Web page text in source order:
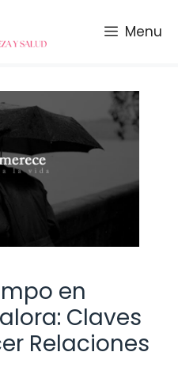
Menu
en
Claves
Relaciones